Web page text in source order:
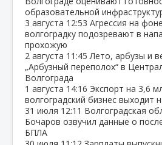
образовательной
3 августа 12:53 Агрессия на
волгоградку подозревают в
прохожую
2 августа 11:45 Лето, арбузы и
„Арбузный переполох“ в
Волгограда
1 августа 14:16 Экспорт на 3,6
волгоградский бизнес выходит
31 июля 12:11 Волгоградская
Бочаров озвучил данные о
БПЛА